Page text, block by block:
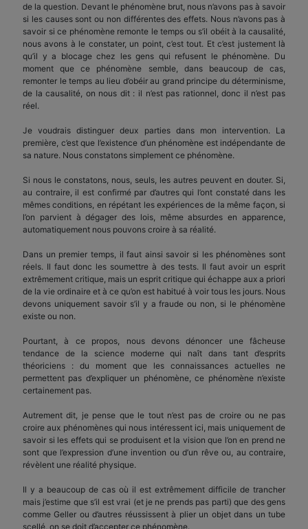
de la question. Devant le phénomène brut, nous n’avons pas à savoir
si les causes sont ou non différentes des effets. Nous n’avons pas à
savoir si ce phénomène remonte le temps ou s’il obéit à la causalité,
nous avons à le constater, un point, c’est tout. Et c’est justement là
qu’il y a blocage chez les gens qui refusent le phénomène. Du
moment que ce phénomène semble, dans beaucoup de cas,
remonter le temps au lieu d’obéir au grand principe du déterminisme,
de la causalité, on nous dit : il n’est pas rationnel, donc il n’est pas
réel.
Je voudrais distinguer deux parties dans mon intervention. La
première, c’est que l’existence d’un phénomène est indépendante de
sa nature. Nous constatons simplement ce phénomène.
Si nous le constatons, nous, seuls, les autres peuvent en douter. Si,
au contraire, il est confirmé par d’autres qui l’ont constaté dans les
mêmes conditions, en répétant les expériences de la même façon, si
l’on parvient à dégager des lois, même absurdes en apparence,
automatiquement nous pouvons croire à sa réalité.
Dans un premier temps, il faut ainsi savoir si les phénomènes sont
réels. Il faut donc les soumettre à des tests. Il faut avoir un esprit
extrêmement critique, mais un esprit critique qui échappe aux a priori
de la vie ordinaire et à ce qu’on est habitué à voir tous les jours. Nous
devons uniquement savoir s’il y a fraude ou non, si le phénomène
existe ou non.
Pourtant, à ce propos, nous devons dénoncer une fâcheuse
tendance de la science moderne qui naît dans tant d’esprits
théoriciens : du moment que les connaissances actuelles ne
permettent pas d’expliquer un phénomène, ce phénomène n’existe
certainement pas.
Autrement dit, je pense que le tout n’est pas de croire ou ne pas
croire aux phénomènes qui nous intéressent ici, mais uniquement de
savoir si les effets qui se produisent et la vision que l’on en prend ne
sont que l’expression d’une invention ou d’un rêve ou, au contraire,
révèlent une réalité physique.
Il y a beaucoup de cas où il est extrêmement difficile de trancher
mais j’estime que s’il est vrai (et je ne prends pas parti) que des gens
comme Geller ou d’autres réussissent à plier un objet dans un tube
scellé, on se doit d’accepter ce phénomène.